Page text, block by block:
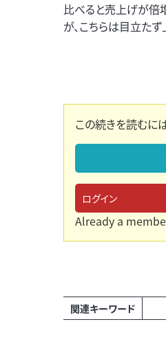
比べると売上げが倍
が、こちらは目立た
この続きを読むに
ログイン
Already a
関連キーワード